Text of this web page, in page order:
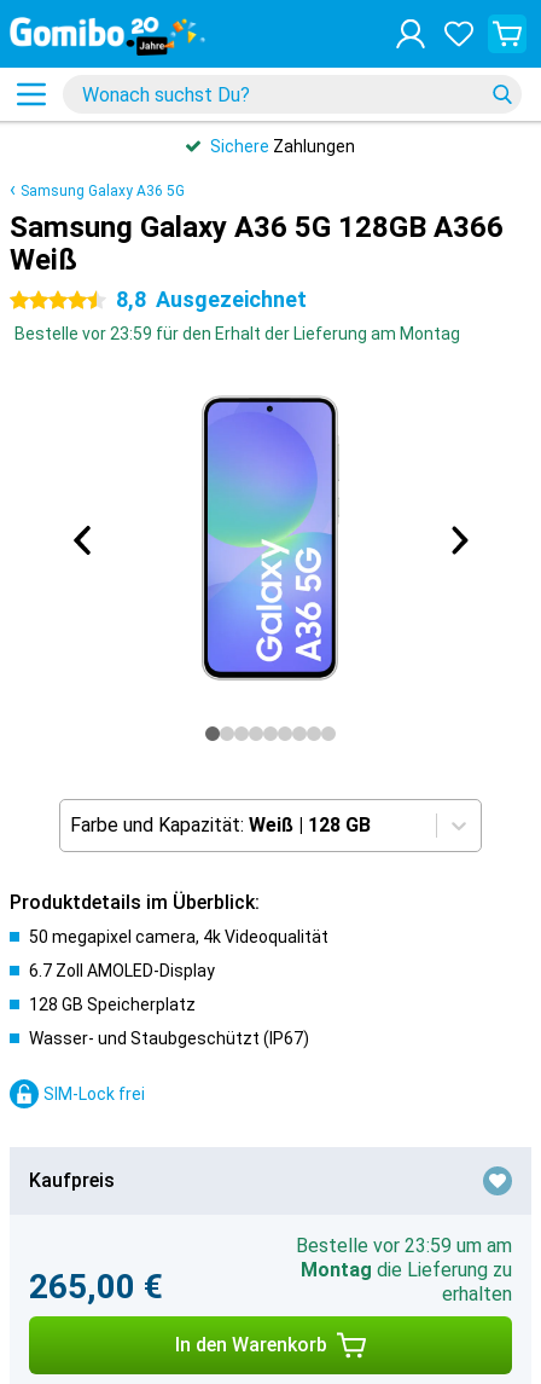
Sichere Zahlungen
Samsung Galaxy A36 5G
Samsung Galaxy A36 5G 128GB A366
Weiß
4.5 Sterne 8,8 Ausgezeichnet
Bestelle vor 23:59 für den Erhalt der Lieferung am Montag
Farbe und Kapazität: Weiß | 128 GB
Produktdetails im Überblick:
50 megapixel camera, 4k Videoqualität
6.7 Zoll AMOLED-Display
128 GB Speicherplatz
Wasser- und Staubgeschützt (IP67)
SIM-Lock frei
Kaufpreis
265,00 €
Bestelle vor 23:59 um am
Montag die Lieferung zu
erhalten
In den Warenkorb